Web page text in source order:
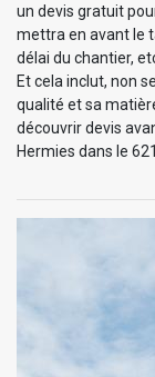
un devis gratuit
mettra en avant le
délai du chantier,
Et cela inclut, non
qualité et sa
découvrir devis
Hermies dans le